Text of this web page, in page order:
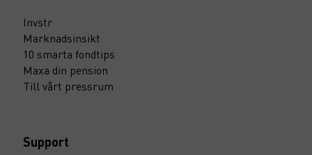
Invstr
Marknadsinsikt
10 smarta fondtips
Maxa din pension
Till vårt pressrum
Support